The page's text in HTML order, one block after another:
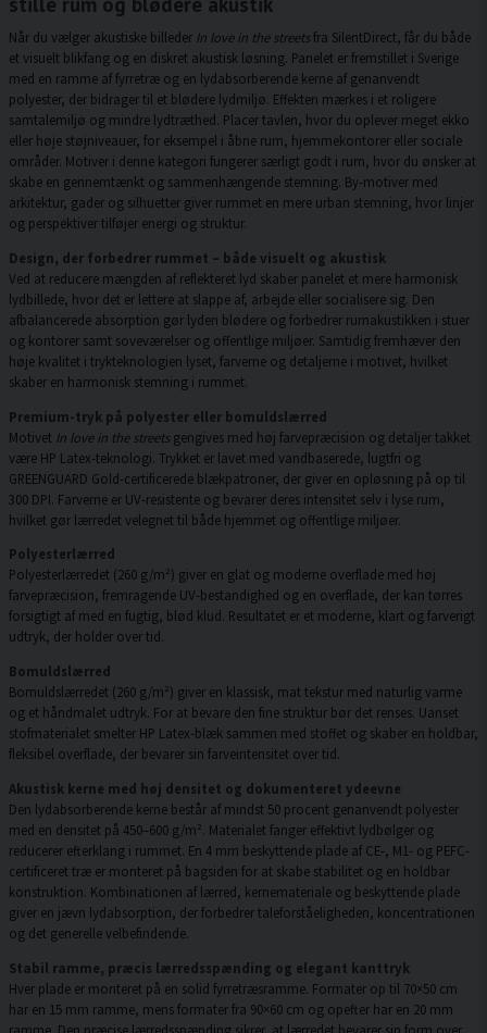
Når du vælger akustiske billeder In love in the streetsfra SilentDirect, får du både
et visuelt blikfang og en diskret akustisk løsning. Panelet er fremstillet i Sverige
med en ramme af fyrretræ og en lydabsorberende kerne af genanvendt
polyester, der bidrager til et blødere lydmiljø. Effekten mærkes i et roligere
samtalemiljø og mindre lydtræthed. Placer tavlen, hvor du oplever meget ekko
eller høje støjniveauer, for eksempel i åbne rum, hjemmekontorer eller sociale
områder. Motiver i denne kategori fungerer særligt godt i rum, hvor du ønsker at
skabe en gennemtænkt og sammenhængende stemning. By-motiver med
arkitektur, gader og silhuetter giver rummet en mere urban stemning, hvor linjer
og perspektiver tilføjer energi og struktur.
Design, der forbedrer rummet – både visuelt og akustisk
Ved at reducere mængden af reflekteret lyd skaber panelet et mere harmonisk
lydbillede, hvor det er lettere at slappe af, arbejde eller socialisere sig. Den
afbalancerede absorption gør lyden blødere og forbedrer rumakustikken i stuer
og kontorer samt soveværelser og offentlige miljøer. Samtidig fremhæver den
høje kvalitet i trykteknologien lyset, farverne og detaljerne i motivet, hvilket
skaber en harmonisk stemning i rummet.
Premium-tryk på polyester eller bomuldslærred
Motivet In love in the streetsgengives med høj farvepræcision og detaljer takket
være HP Latex-teknologi. Trykket er lavet med vandbaserede, lugtfri og
GREENGUARD Gold-certificerede blækpatroner, der giver en opløsning på op til
300 DPI. Farverne er UV-resistente og bevarer deres intensitet selv i lyse rum,
hvilket gør lærredet velegnet til både hjemmet og offentlige miljøer.
Polyesterlærred
Polyesterlærredet (260 g/m²) giver en glat og moderne overflade med høj
farvepræcision, fremragende UV-bestandighed og en overflade, der kan tørres
forsigtigt af med en fugtig, blød klud. Resultatet er et moderne, klart og farverigt
udtryk, der holder over tid.
Bomuldslærred
Bomuldslærredet (260 g/m²) giver en klassisk, mat tekstur med naturlig varme
og et håndmalet udtryk. For at bevare den fine struktur bør det renses. Uanset
stofmaterialet smelter HP Latex-blæk sammen med stoffet og skaber en holdbar,
fleksibel overflade, der bevarer sin farveintensitet over tid.
Akustisk kerne med høj densitet og dokumenteret ydeevne
Den lydabsorberende kerne består af mindst 50 procent genanvendt polyester
med en densitet på 450–600 g/m². Materialet fanger effektivt lydbølger og
reducerer efterklang i rummet. En 4 mm beskyttende plade af CE-, M1- og PEFC-
certificeret træ er monteret på bagsiden for at skabe stabilitet og en holdbar
konstruktion. Kombinationen af lærred, kernemateriale og beskyttende plade
giver en jævn lydabsorption, der forbedrer taleforståeligheden, koncentrationen
og det generelle velbefindende.
Stabil ramme, præcis lærredsspænding og elegant kanttryk
Hver plade er monteret på en solid fyrretræsramme. Formater op til 70×50 cm
har en 15 mm ramme, mens formater fra 90×60 cm og opefter har en 20 mm